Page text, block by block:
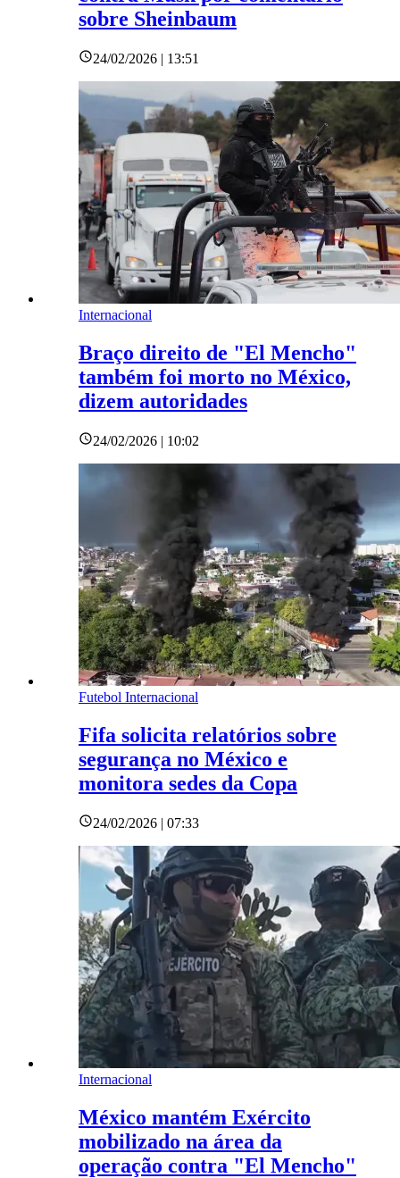
sobre Sheinbaum
24/02/2026 | 13:51
Internacional
Braço direito de "El Mencho"
também foi morto no México,
dizem autoridades
24/02/2026 | 10:02
Futebol Internacional
Fifa solicita relatórios sobre
segurança no México e
monitora sedes da Copa
24/02/2026 | 07:33
Internacional
México mantém Exército
mobilizado na área da
operação contra "El Mencho"